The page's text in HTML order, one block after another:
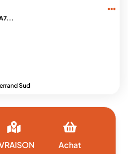
Sud
Achat